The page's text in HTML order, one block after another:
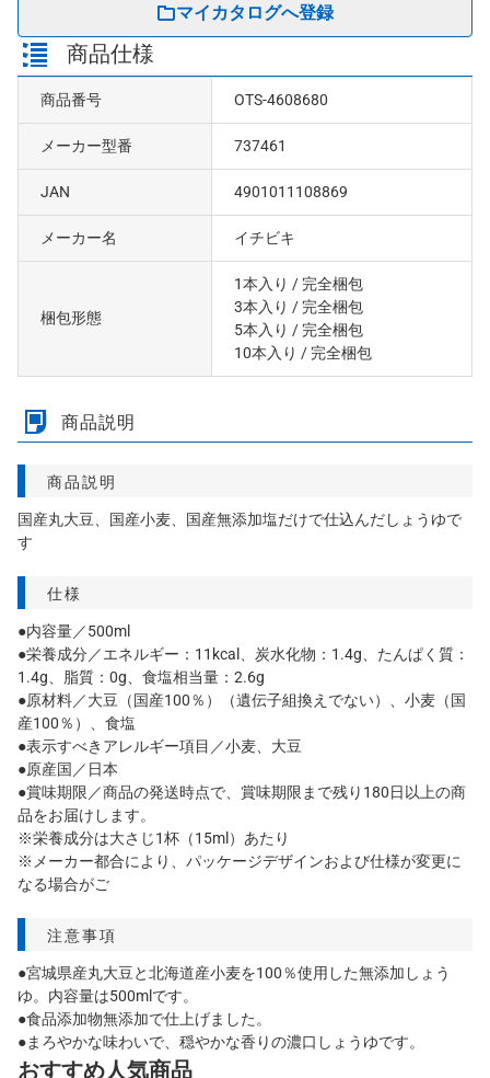
マイカタログへ登録
商品仕様
商品番号 OTS-4608680
メーカー型番 737461
JAN 4901011108869
メーカー名 イチビキ
梱包形態
1本入り / 完全梱包
3本入り / 完全梱包
5本入り / 完全梱包
10本入り / 完全梱包
商品説明
商品説明
国産丸大豆、国産小麦、国産無添加塩だけで仕込んだしょうゆで
す
仕様
●内容量／500ml
●栄養成分／エネルギー：11kcal、炭水化物：1.4g、たんぱく質：
1.4g、脂質：0g、食塩相当量：2.6g
●原材料／大豆（国産100％）（遺伝子組換えでない）、小麦（国
産100％）、食塩
●表示すべきアレルギー項目／小麦、大豆
●原産国／日本
●賞味期限／商品の発送時点で、賞味期限まで残り180日以上の商
品をお届けします。
※栄養成分は大さじ1杯（15ml）あたり
※メーカー都合により、パッケージデザインおよび仕様が変更に
なる場合がご
注意事項
●宮城県産丸大豆と北海道産小麦を100％使用した無添加しょう
ゆ。内容量は500mlです。
●食品添加物無添加で仕上げました。
●まろやかな味わいで、穏やかな香りの濃口しょうゆです。
おすすめ人気商品